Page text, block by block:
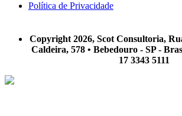
Política de Privacidade
Copyright 2026, Scot Consultoria,
Caldeira, 578 • Bebedouro - SP -
17 3343 5111